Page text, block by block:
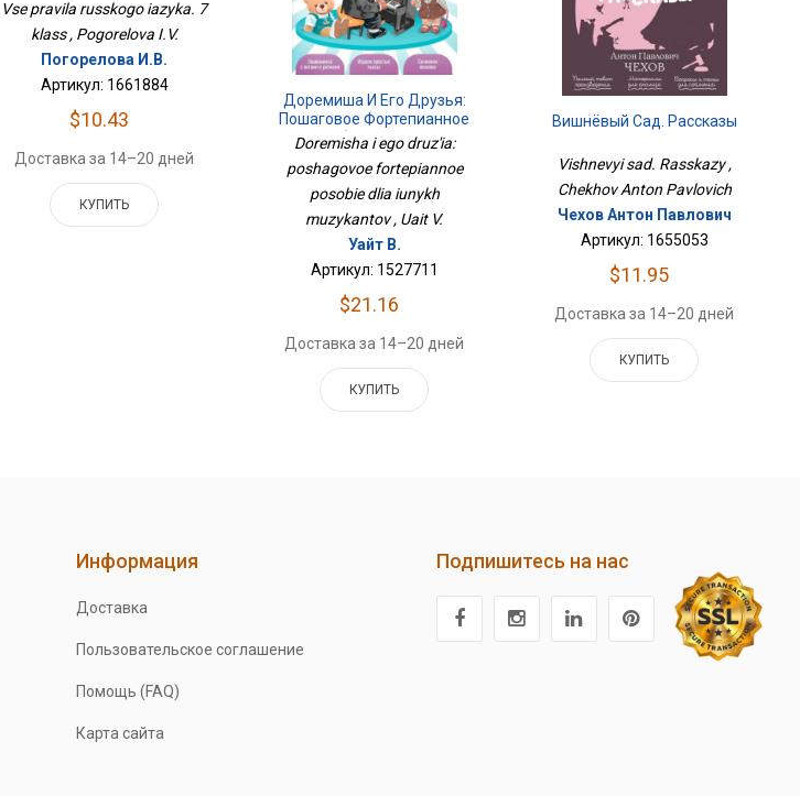
Vse pravila russkogo iazyka. 7
klass , Pogorelova I.V.
Погорелова И.В.
Артикул: 1661884
$10.43
Доставка за 14–20 дней
КУПИТЬ
Доремиша И Его Друзья:
Пошаговое Фортепианное
Пособие Для Юных
Музыкантов
Doremisha i ego druz'ia:
poshagovoe fortepiannoe
posobie dlia iunykh
muzykantov , Uait V.
Уайт В.
Артикул: 1527711
$21.16
Доставка за 14–20 дней
КУПИТЬ
Вишнёвый Сад. Рассказы
Vishnevyi sad. Rasskazy ,
Chekhov Anton Pavlovich
Чехов Антон Павлович
Артикул: 1655053
$11.95
Доставка за 14–20 дней
КУПИТЬ
Информация
Доставка
Пользовательское соглашение
Помощь (FAQ)
Карта сайта
Подпишитесь на нас